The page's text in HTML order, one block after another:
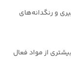
و رنگدانه‌های
از مواد فعال